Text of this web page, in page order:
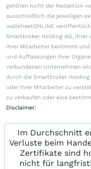
gehören nicht der Redaktion
ausschließlich die jeweiligen
wallstreetONLINE
Smartbroker Holding AG, ihrer
ihrer Mitarbeiter bestimmt
und Auffassungen ihrer
verbundenen Unternehmen
durch die Smartbroker Holding
oder ihrer Mitarbeiter zu
zu verkaufen oder eine
Disclaimer)
Im Durchschnitt
Verluste beim
Zertifikate sind
nicht für